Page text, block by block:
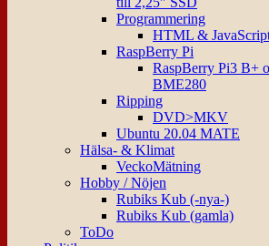
Programmering
HTML &
RaspBerry Pi
RaspBerry Pi3 B+
BME280
Ripping
DVD>MKV
Ubuntu 20.04 MATE
Hälsa- & Klimat
VeckoMätning
Hobby / Nöjen
Rubiks Kub (-nya-)
Rubiks Kub (gamla)
ToDo